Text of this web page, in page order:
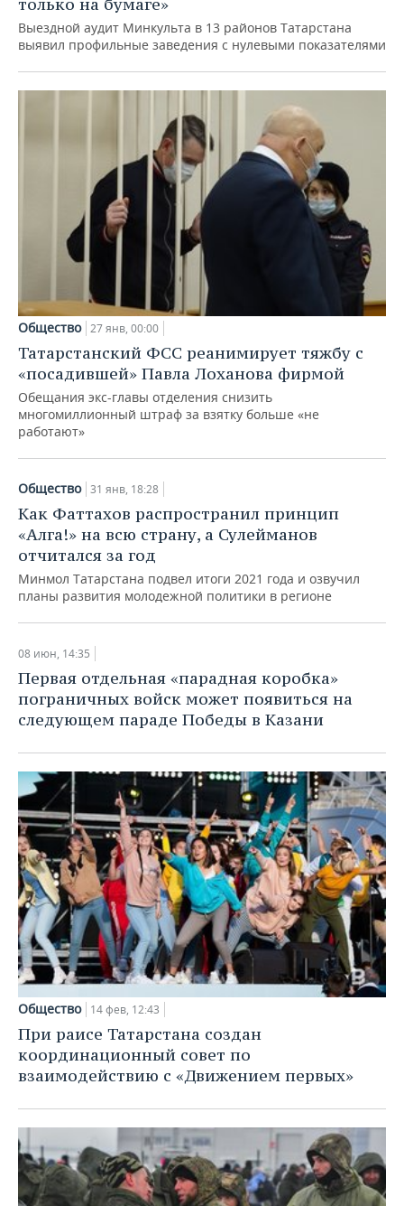
Выездной аудит Минкульта в 13 районов Татарстана
выявил профильные заведения с нулевыми показателями
Общество 27 янв, 00:00
Татарстанский ФСС реанимирует тяжбу с
«посадившей» Павла Лоханова фирмой
Обещания экс-главы отделения снизить
многомиллионный штраф за взятку больше «не
работают»
Общество 31 янв, 18:28
Как Фаттахов распространил принцип
«Алга!» на всю страну, а Сулейманов
отчитался за год
Минмол Татарстана подвел итоги 2021 года и озвучил
планы развития молодежной политики в регионе
08 июн, 14:35
Первая отдельная «парадная коробка»
пограничных войск может появиться на
следующем параде Победы в Казани
Общество 14 фев, 12:43
При раисе Татарстана создан
координационный совет по
взаимодействию с «Движением первых»